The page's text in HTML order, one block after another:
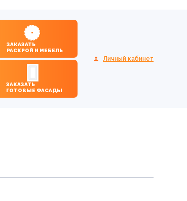
ЗАКАЗАТЬ
РАСКРОЙ И МЕБЕЛЬ
ЗАКАЗАТЬ
ГОТОВЫЕ ФАСАДЫ
Личный кабинет